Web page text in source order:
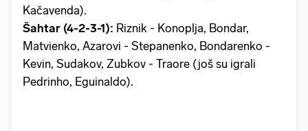
Kačavenda).
Šahtar (4-2-3-1): Riznik - Konoplja, Bondar,
Matvienko, Azarovi - Stepanenko, Bondarenko -
Kevin, Sudakov, Zubkov - Traore (još su igrali
Pedrinho, Eguinaldo).